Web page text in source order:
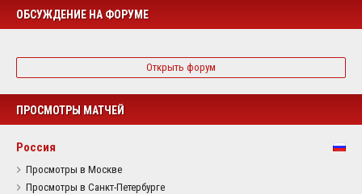
ОБСУЖДЕНИЕ НА ФОРУМЕ
Открыть форум
ПРОСМОТРЫ МАТЧЕЙ
Россия
Просмотры в Москве
Просмотры в Санкт-Петербурге